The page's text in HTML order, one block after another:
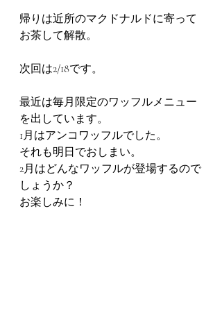
帰りは近所のマクドナルドに寄って
お茶して解散。
次回は2/18です。
最近は毎月限定のワッフルメニュー
を出しています。
1月はアンコワッフルでした。
それも明日でおしまい。
2月はどんなワッフルが登場するので
しょうか？
お楽しみに！